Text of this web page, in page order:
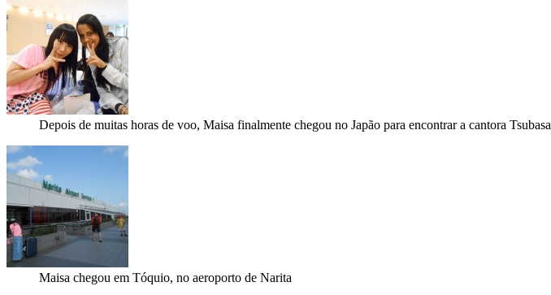
Depois de muitas horas de voo, Maisa finalmente chegou no Japão para encontrar a cantora Tsubasa
Maisa chegou em Tóquio, no aeroporto de Narita